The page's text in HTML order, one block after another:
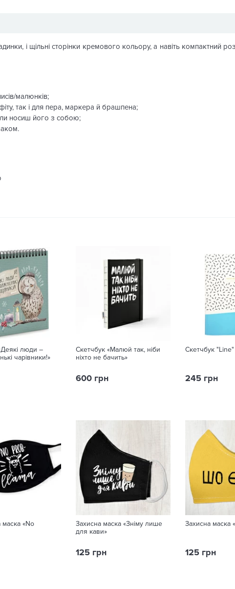
і щільні сторінки кремового кольору, а навіть компактний
малюнків;
так і для пера, маркера й брашпена;
носиш його з собою;
люди –
чарівники!»
Скетчбук «Малюй так, ніби
ніхто не бачить»
600 грн
Скетчбук "Line"
245 грн
«No
Захисна маска «Зніму лише
для кави»
125 грн
Захисна маска
125 грн